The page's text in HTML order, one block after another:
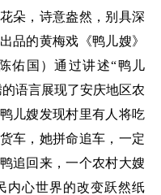
朵，诗意盎然，别具深
品的黄梅戏《鸭儿嫂》
佑国）通过讲述“鸭儿
语言展现了安庆地区农
儿嫂发现村里有人将吃
车，她拼命追车，一定
追回来，一个农村大嫂
内心世界的改变跃然纸